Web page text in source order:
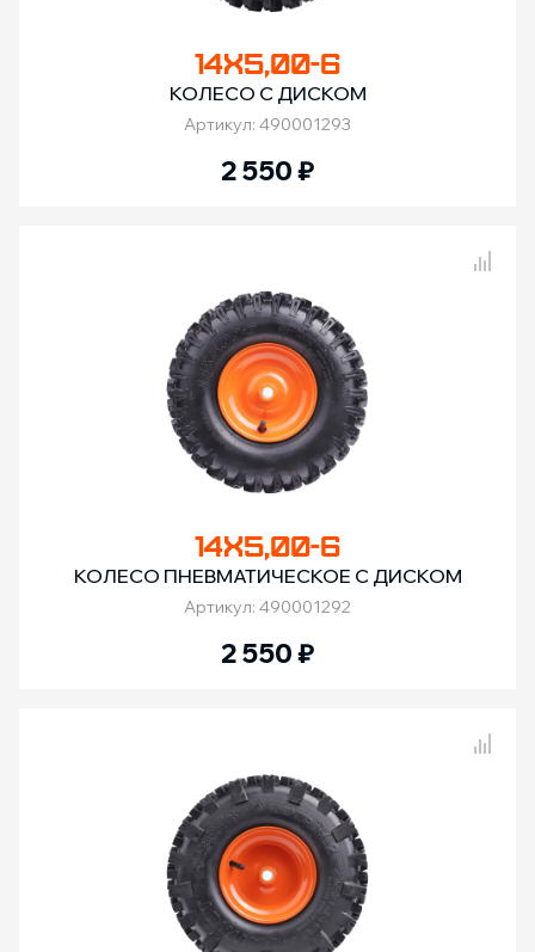
14Х5,00-6
КОЛЕСО С ДИСКОМ
Артикул: 490001293
2 550₽
14Х5,00-6
КОЛЕСО ПНЕВМАТИЧЕСКОЕ С ДИСКОМ
Артикул: 490001292
2 550₽